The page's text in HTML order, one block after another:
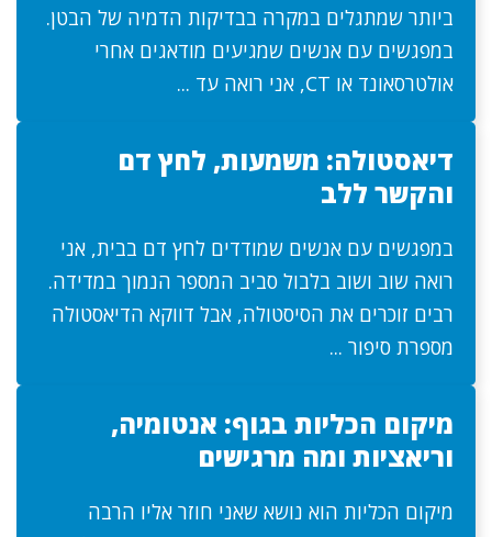
ביותר שמתגלים במקרה בבדיקות הדמיה של הבטן.
במפגשים עם אנשים שמגיעים מודאגים אחרי
אולטרסאונד או CT, אני רואה עד ...
דיאסטולה: משמעות, לחץ דם
והקשר ללב
במפגשים עם אנשים שמודדים לחץ דם בבית, אני
רואה שוב ושוב בלבול סביב המספר הנמוך במדידה.
רבים זוכרים את הסיסטולה, אבל דווקא הדיאסטולה
מספרת סיפור ...
מיקום הכליות בגוף: אנטומיה,
וריאציות ומה מרגישים
מיקום הכליות הוא נושא שאני חוזר אליו הרבה